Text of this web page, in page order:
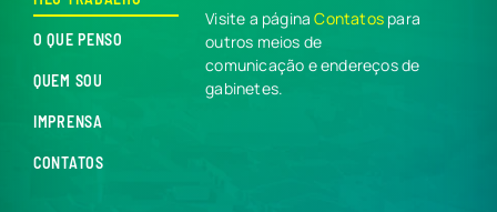
O QUE PENSO
QUEM SOU
IMPRENSA
CONTATOS
Visite a páginaContatos para
outros meios de
comunicação e endereços de
gabinetes.